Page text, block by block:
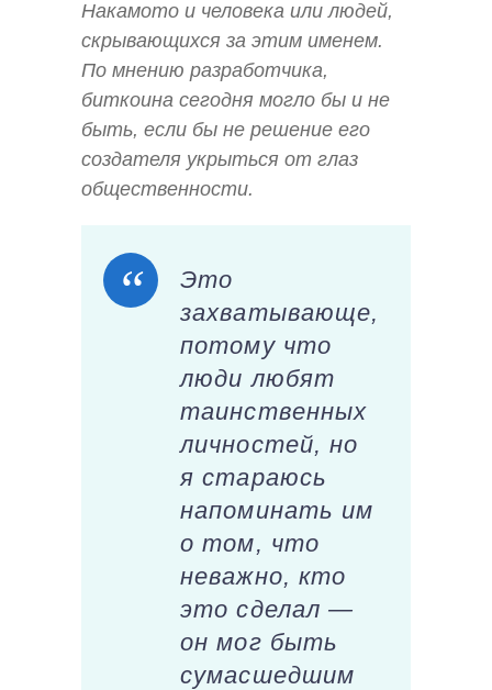
Накамото и человека или людей,
скрывающихся за этим именем.
По мнению разработчика,
биткоина сегодня могло бы и не
быть, если бы не решение его
создателя укрыться от глаз
общественности.
Это
захватывающе,
потому что
люди любят
таинственных
личностей, но
я стараюсь
напоминать им
о том, что
неважно, кто
это сделал —
он мог быть
сумасшедшим